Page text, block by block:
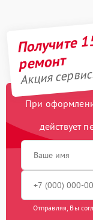
Получите
ремонт
Акция
При
действует
Отправляя, Вы